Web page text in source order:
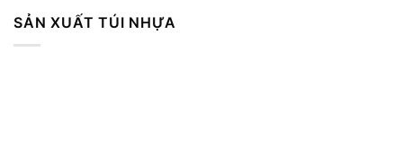
SẢN XUẤT TÚI NHỰA